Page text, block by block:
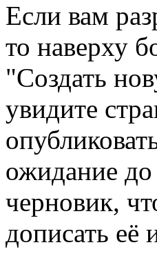
Если вам
то наверху
"Создать
увидите
ожидание до
черновик,
дописать её